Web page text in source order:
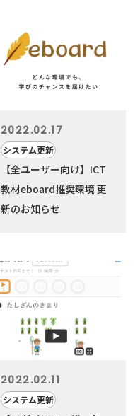
2022.02.17
システム更新
【全ユーザー向け】ICT
教材eboard推奨環境 更
新のお知らせ
2022.02.11
システム更新